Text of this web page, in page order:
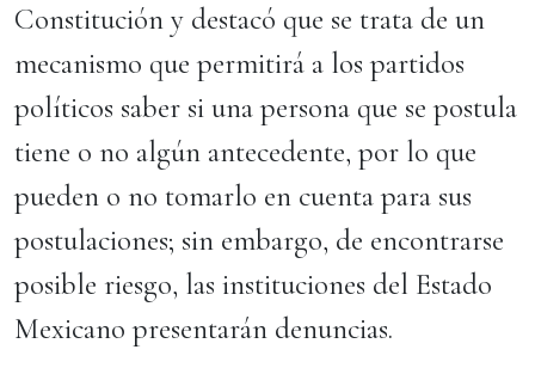
Constitución y destacó que se trata de un
mecanismo que permitirá a los partidos
políticos saber si una persona que se postula
tiene o no algún antecedente, por lo que
pueden o no tomarlo en cuenta para sus
postulaciones; sin embargo, de encontrarse
posible riesgo, las instituciones del Estado
Mexicano presentarán denuncias.